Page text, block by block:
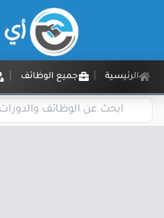
الرئيسية جميع الوظائف